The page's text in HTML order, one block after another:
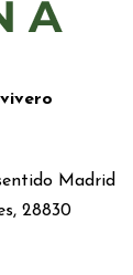
Madrid
28830